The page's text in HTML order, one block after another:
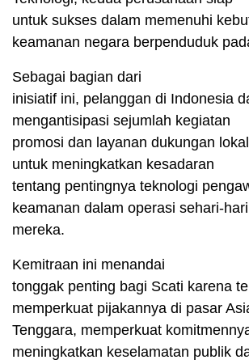
untuk sukses dalam memenuhi
keamanan negara berpenduduk
Sebagai bagian dari
inisiatif ini, pelanggan di Indonesia
mengantisipasi sejumlah kegiatan
promosi dan layanan dukungan
untuk meningkatkan kesadaran
tentang pentingnya teknologi
keamanan dalam operasi sehari-hari
mereka.
Kemitraan ini menandai
tonggak penting bagi Scati karena
memperkuat pijakannya di pasar
Tenggara, memperkuat
meningkatkan keselamatan publik